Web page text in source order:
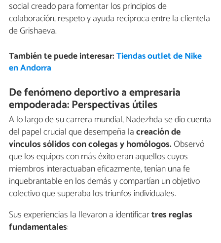
social creado para fomentar los principios de
colaboración, respeto y ayuda recíproca entre la clientela
de Grishaeva.
También te puede interesar:Tiendas outlet de Nike
en Andorra
De fenómeno deportivo a empresaria
empoderada: Perspectivas útiles
A lo largo de su carrera mundial, Nadezhda se dio cuenta
del papel crucial que desempeña lacreación de
vínculos sólidos con colegas y homólogos.Observó
que los equipos con más éxito eran aquellos cuyos
miembros interactuaban eficazmente, tenían una fe
inquebrantable en los demás y compartían un objetivo
colectivo que superaba los triunfos individuales.
Sus experiencias la llevaron a identificartres reglas
fundamentales: